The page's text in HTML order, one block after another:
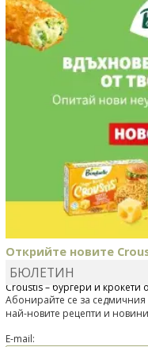
зеленчуци
Открийте новите
Bonduelle току-що представи
Croustis – бургери и крокети
БЮЛЕТИН
Абонирайте се за
най-новите рецепти и новини
E-mail: